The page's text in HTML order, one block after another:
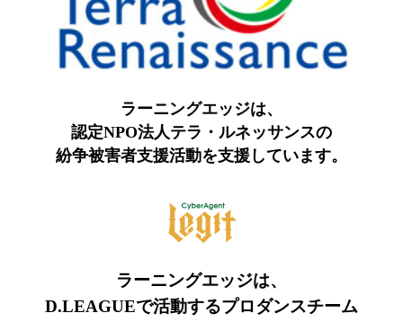
ラーニングエッジは、
認定NPO法人テラ・ルネッサンスの
紛争被害者支援活動を支援しています。
ラーニングエッジは、
D.LEAGUEで活動するプロダンスチーム